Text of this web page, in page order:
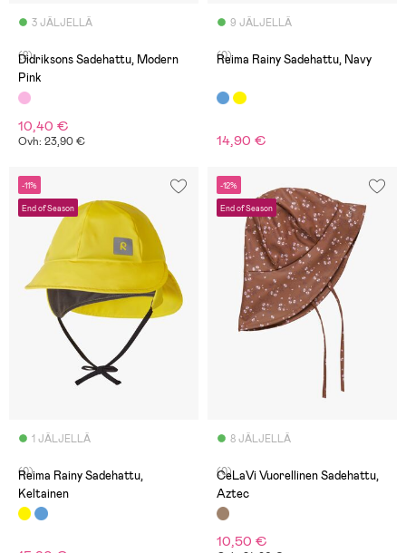
3 JÄLJELLÄ
(2)
Didriksons Sadehattu, Modern
Pink
10,40 €
Ovh: 23,90 €
9 JÄLJELLÄ
(0)
Reima Rainy Sadehattu, Navy
14,90 €
-11%
End of Season
1 JÄLJELLÄ
(0)
Reima Rainy Sadehattu,
Keltainen
-12%
End of Season
8 JÄLJELLÄ
(0)
CeLaVi Vuorellinen Sadehattu,
Aztec
10,50 €